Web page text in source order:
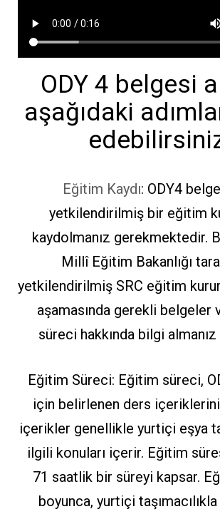
ODY 4 belgesi
aşağıdaki
Eğitim Kaydı: ODY4
yetkilendirilmiş bir eğitim
kaydolmanız gerekmektedir.
Millî Eğitim Bakanlığı
yetkilendirilmiş SRC eğitim
aşamasında gerekli belgeler
süreci hakkında bilgi
Eğitim Süreci: Eğitim süreci,
için belirlenen ders
içerikler genellikle yurtiçi eşya
ilgili konuları içerir. Eğitim
71 saatlik bir süreyi kapsar.
boyunca, yurtiçi